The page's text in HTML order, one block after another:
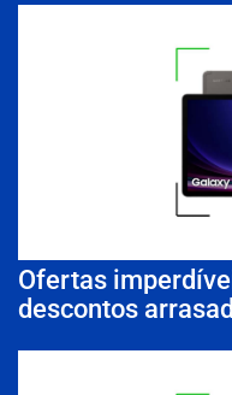
Ofertas
descontos